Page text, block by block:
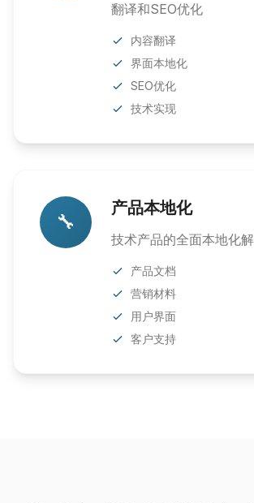
翻译和SEO优化
内容翻译
界面本地化
SEO优化
技术实现
🔧
产品本地化
技术产品的全面本地化
产品文档
营销材料
用户界面
客户支持